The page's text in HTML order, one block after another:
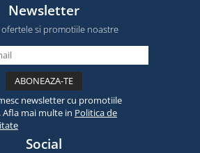
Newsletter
ofertele si promotiile noastre
newsletter cu promotiile
Afla mai multe in Politica de
Social